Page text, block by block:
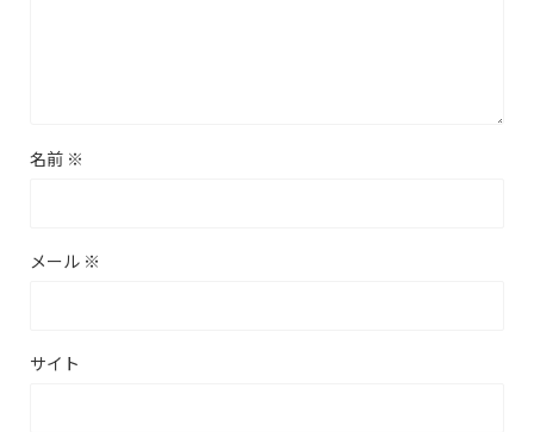
名前 ※
メール ※
サイト